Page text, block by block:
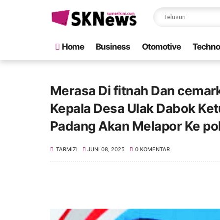
Home Business Otomotive
Merasa Di fitnah Dan
Kepala Desa Ulak Dabok
Padang Akan Melapor Ke
TARMIZI JUNI 08, 2025 0 KOMENTAR